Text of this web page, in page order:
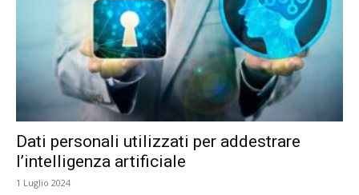
Dati personali utilizzati per addestrare
l’intelligenza artificiale
1 Luglio 2024